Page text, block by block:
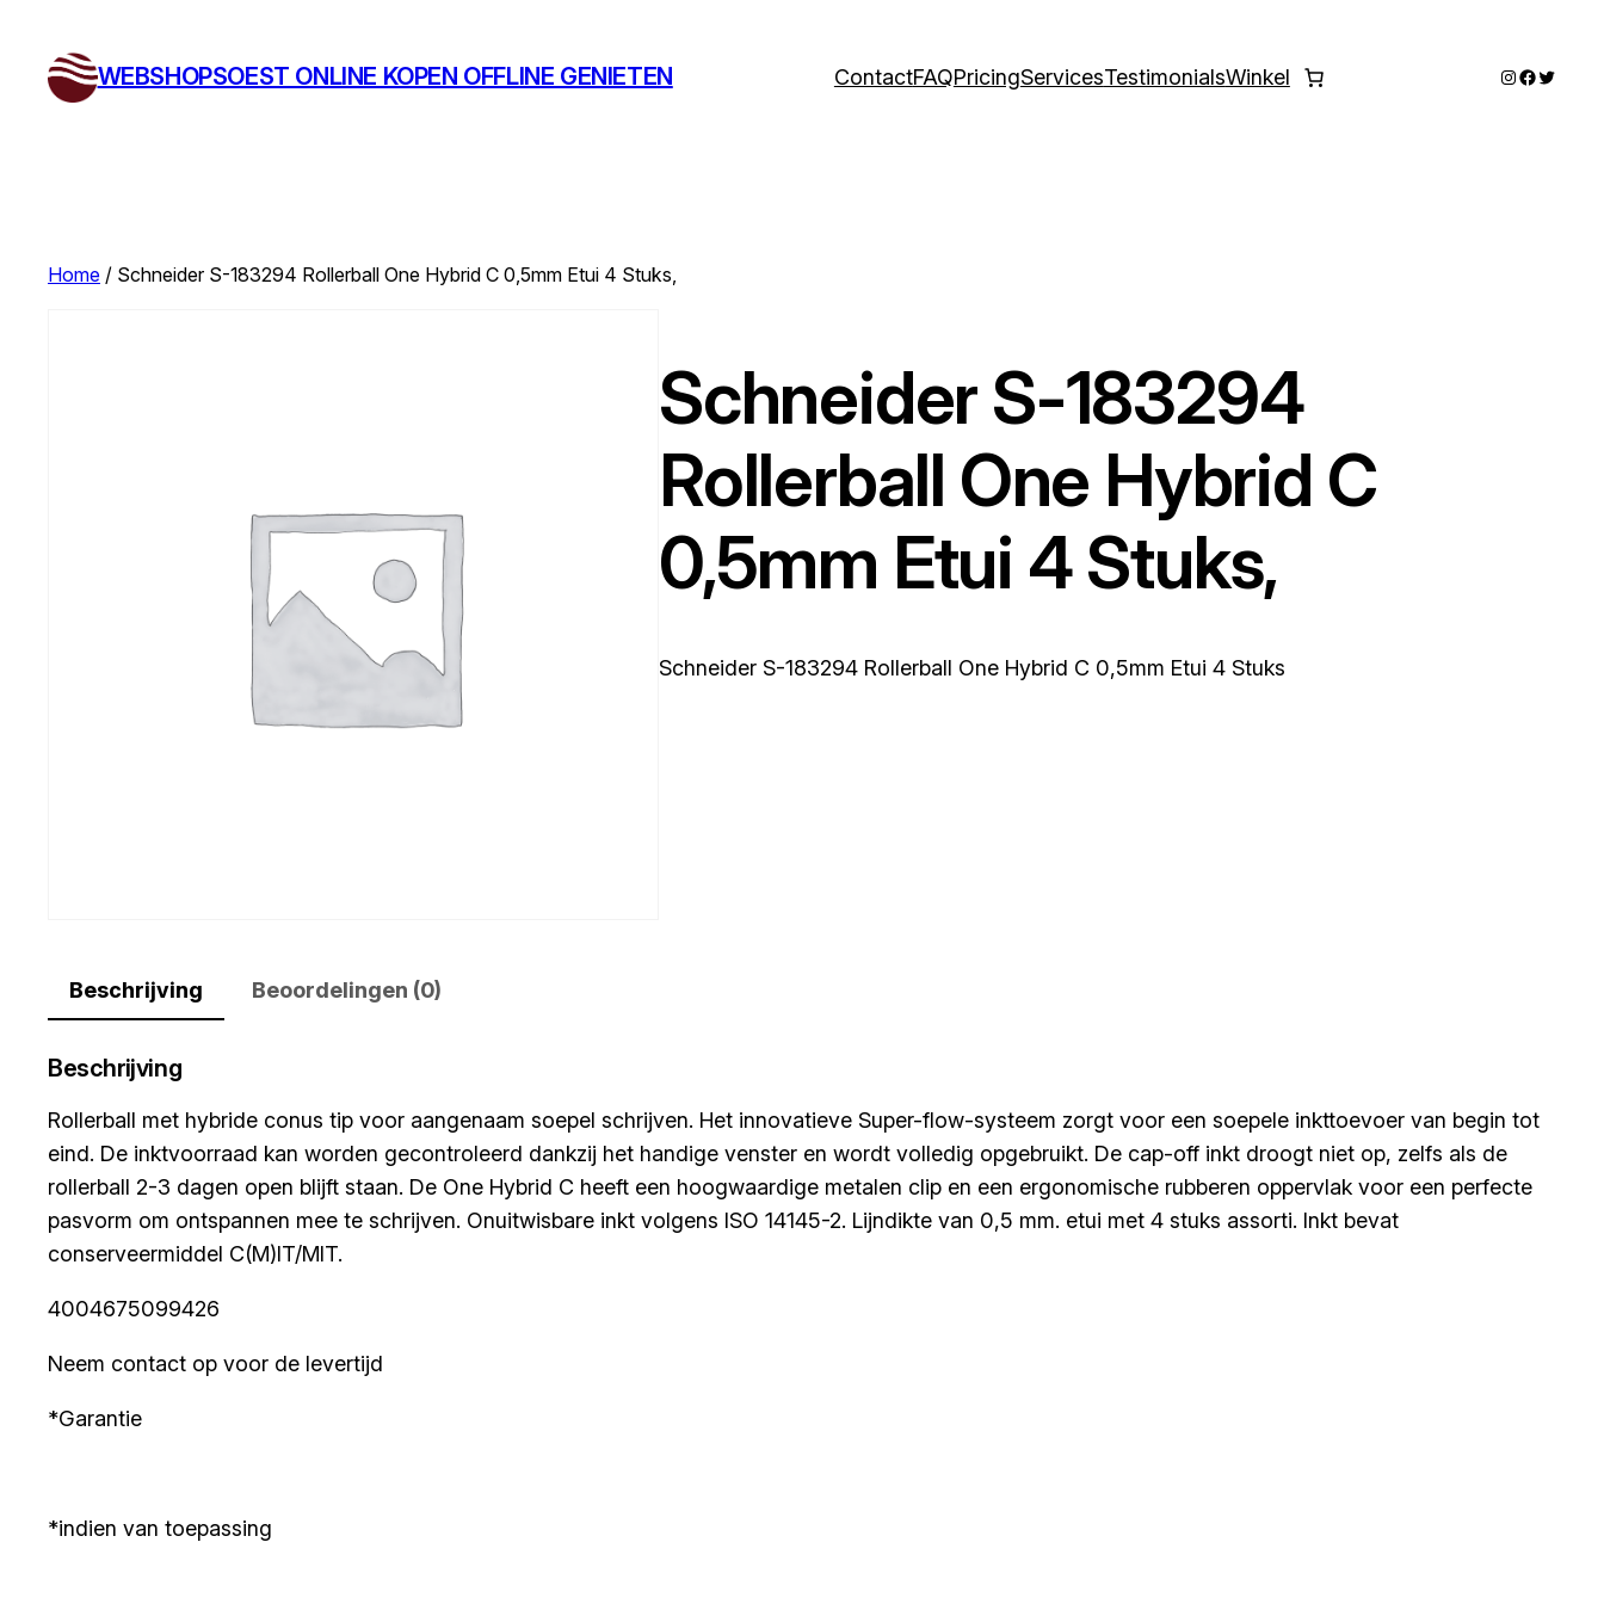
WEBSHOPSOEST ONLINE KOPEN OFFLINE GENIETEN ContactFAQPricingServicesTestimonialsWinkel Instagram
Twitter
Home / Schneider S-183294 Rollerball One Hybrid C 0,5mm Etui 4 Stuks,
Schneider S-183294
Rollerball One Hybrid C
0,5mm Etui 4 Stuks,
Schneider S-183294 Rollerball One Hybrid C 0,5mm Etui 4 Stuks
Beschrijving Beoordelingen (0)
Beschrijving
Rollerball met hybride conus tip voor aangenaam soepel schrijven. Het innovatieve Super-flow-systeem zorgt voor een soepele inkttoevoer van begin tot
eind. De inktvoorraad kan worden gecontroleerd dankzij het handige venster en wordt volledig opgebruikt. De cap-off inkt droogt niet op, zelfs als de
rollerball 2-3 dagen open blijft staan. De One Hybrid C heeft een hoogwaardige metalen clip en een ergonomische rubberen oppervlak voor een perfecte
pasvorm om ontspannen mee te schrijven. Onuitwisbare inkt volgens ISO 14145-2. Lijndikte van 0,5 mm. etui met 4 stuks assorti. Inkt bevat
conserveermiddel C(M)IT/MIT.
4004675099426
Neem contact op voor de levertijd
*Garantie
*indien van toepassing